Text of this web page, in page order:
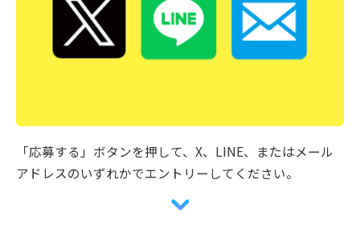
「応募する」ボタンを押して、X、LINE、またはメール
アドレスのいずれかでエントリーしてください。